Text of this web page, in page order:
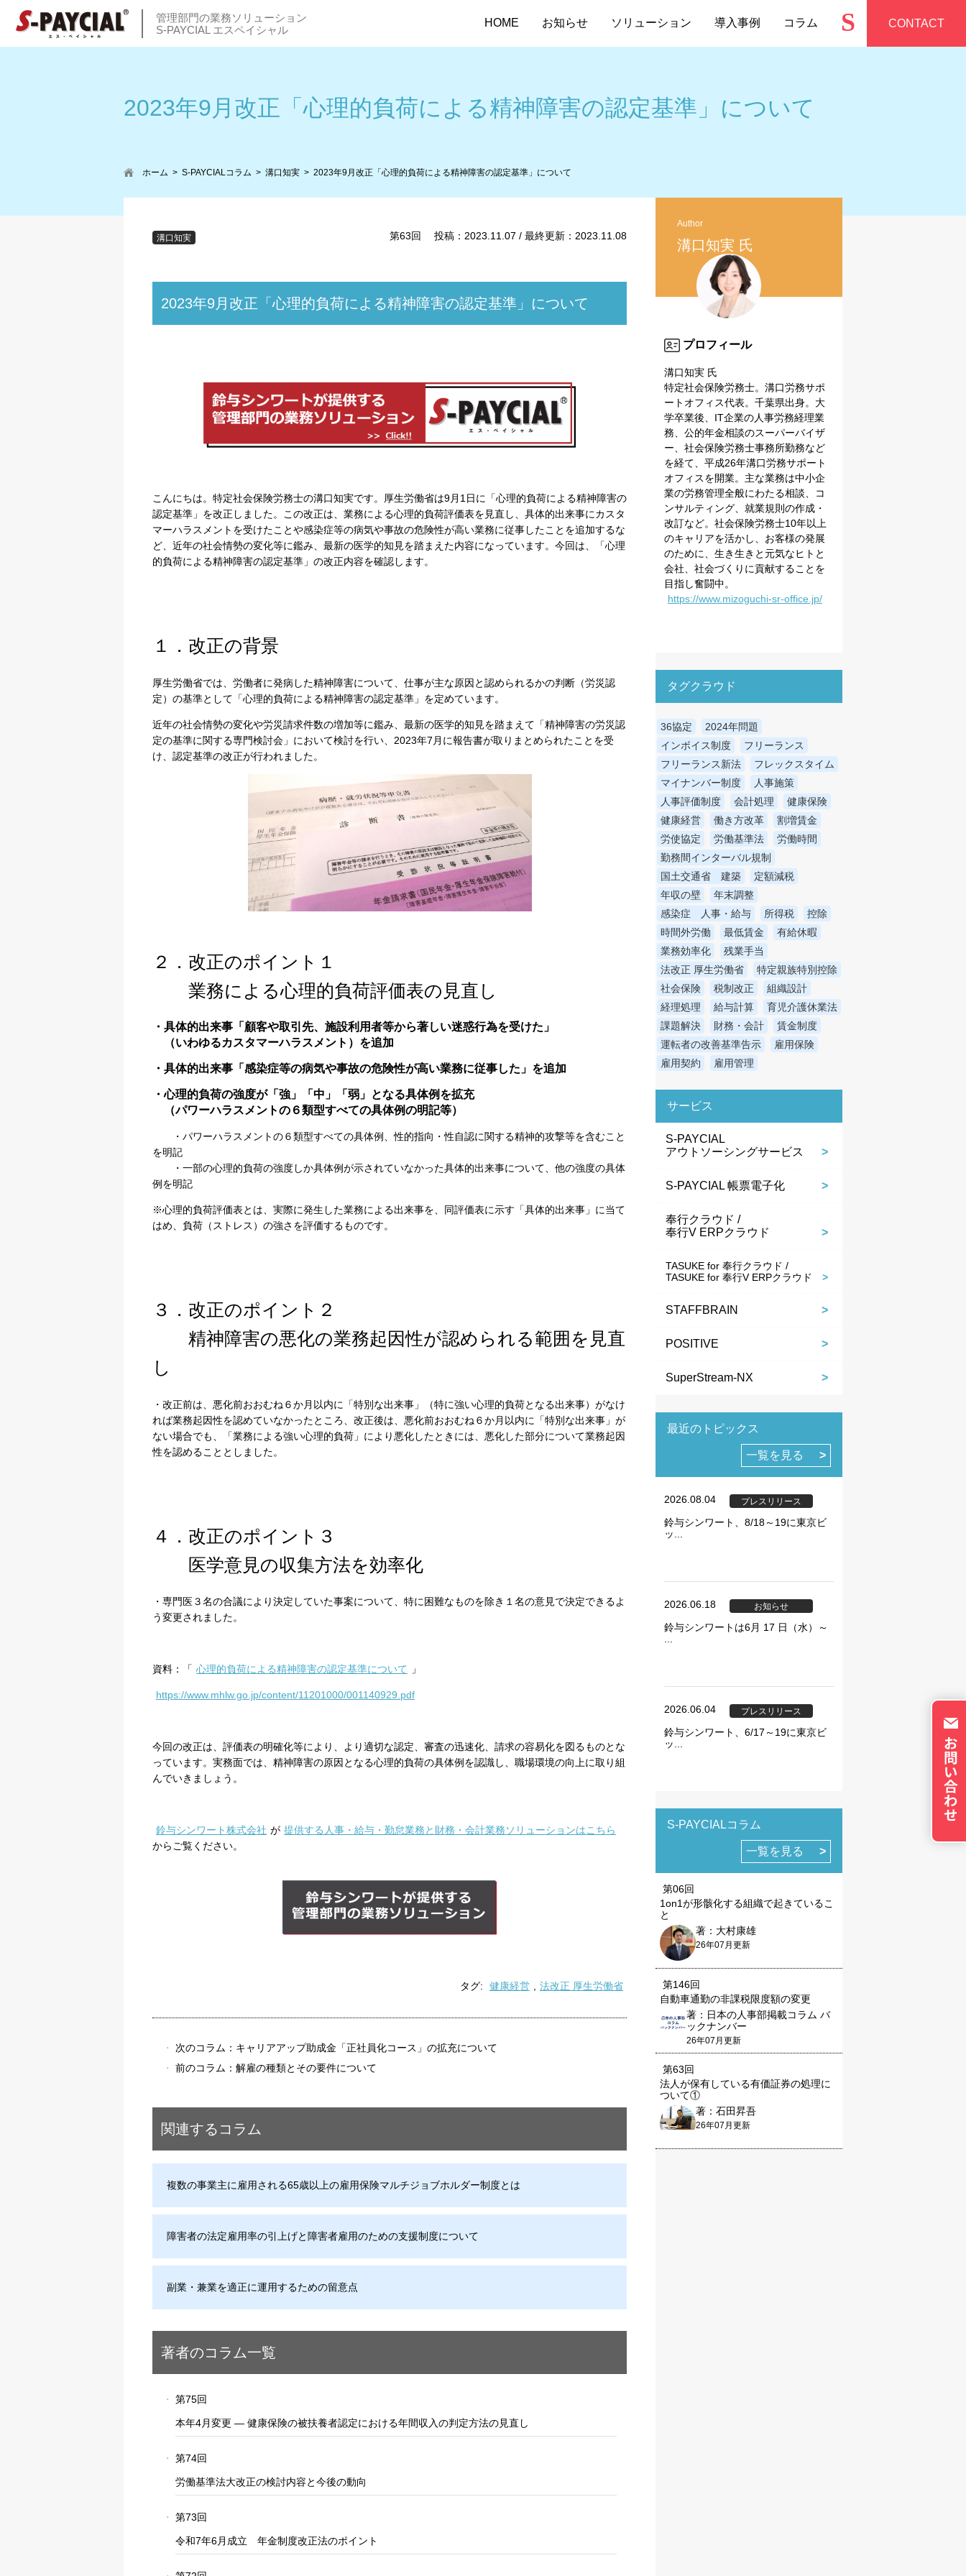
管理部門の業務ソリューション
S-PAYCIAL エスペイシャル
HOME お知らせ ソリューション 導入事例 コラム S CONTACT
2023年9月改正「心理的負荷による精神障害の認定基準」について
ホーム S-PAYCIALコラム 溝口知実 2023年9月改正「心理的負荷による精神障害の認定基準」について
溝口知実 第63回 投稿：2023.11.07 / 最終更新：2023.11.08
2023年9月改正「心理的負荷による精神障害の認定基準」について
こんにちは。特定社会保険労務士の溝口知実です。厚生労働省は9月 1 日に「心理的負荷による精神障害の
認定基準」を改正しました。この改正は、業務による心理的負荷評価表を見直し、具体的出来事にカスタ
マーハラスメントを受けたことや感染症等の病気や事故の危険性が高い業務に従事したことを追加するな
ど、近年の社会情勢の変化等に鑑み、最新の医学的知見を踏まえた内容になっています。今回は、「心理
的負荷による精神障害の認定基準」の改正内容を確認します。
１．改正の背景
厚生労働省では、労働者に発病した精神障害について、仕事が主な原因と認められるかの判断（労災認
定）の基準として「心理的負荷による精神障害の認定基準」を定めています。
近年の社会情勢の変化や労災請求件数の増加等に鑑み、最新の医学的知見を踏まえて「精神障害の労災認
定の基準に関する専門検討会」において検討を行い、 2023年7 月に報告書が取りまとめられたことを受
け、認定基準の改正が行われました。
２．改正のポイント１
業務による心理的負荷評価表の見直し
・具体的出来事「顧客や取引先、施設利用者等から著しい迷惑行為を受けた」
（いわゆるカスタマーハラスメント）を追加
・具体的出来事「感染症等の病気や事故の危険性が高い業務に従事した」を追加
・心理的負荷の強度が「強」「中」「弱」となる具体例を拡充
（パワーハラスメントの６類型すべての具体例の明記等）
・パワーハラスメントの６類型すべての具体例、性的指向・性自認に関する精神的攻撃等を含むこと
を明記
・一部の心理的負荷の強度しか具体例が示されていなかった具体的出来事について、他の強度の具体
例を明記
※心理的負荷評価表とは、実際に発生した業務による出来事を、同評価表に示す「具体的出来事」に当て
はめ、負荷（ストレス）の強さを評価するものです。
３．改正のポイント２
精神障害の悪化の業務起因性が認められる範囲を見直
し
・改正前は、悪化前おおむね６か月以内に「特別な出来事」（特に強い心理的負荷となる出来事）がなけ
れば業務起因性を認めていなかったところ、改正後は、悪化前おおむね６か月以内に「特別な出来事」が
ない場合でも、「業務による強い心理的負荷」により悪化したときには、悪化した部分について業務起因
性を認めることとしました。
４．改正のポイント３
医学意見の収集方法を効率化
・専門医３名の合議により決定していた事案について、特に困難なものを除き１名の意見で決定できるよ
う変更されました。
資料：「 心理的負荷による精神障害の認定基準について 」
https://www.mhlw.go.jp/content/11201000/001140929.pdf
今回の改正は、評価表の明確化等により、より適切な認定、審査の迅速化、請求の容易化を図るものとな
っています。実務面では、精神障害の原因となる心理的負荷の具体例を認識し、職場環境の向上に取り組
んでいきましょう。
鈴与シンワート株式会社 が 提供する人事・給与・勤怠業務と財務・会計業務ソリューションはこちら
からご覧ください。
タグ: 健康経営 法改正 厚生労働省
次のコラム： キャリアアップ助成金「正社員化コース」の拡充について
前のコラム：解雇の種類とその要件について
関連するコラム
複数の事業主に雇用される65歳以上の雇用保険マルチジョブホルダー制度とは
障害者の法定雇用率の引上げと障害者雇用のための支援制度について
副業・兼業を適正に運用するための留意点
著者のコラム一覧
第75回
本年4月変更 ― 健康保険の被扶養者認定における年間収入の判定方法の見直し
第74回
労働基準法大改正の検討内容と今後の動向
第73回
令和7年6月成立 年金制度改正法のポイント
Author
溝口知実 氏
プロフィール
溝口知実 氏
特定社会保険労務士。溝口労務サポ
ートオフィス代表。千葉県出身。大
学卒業後、IT企業の人事労務経理業
務、公的年金相談のスーパーバイザ
ー、社会保険労務士事務所勤務など
を経て、平成26年溝口労務サポート
オフィスを開業。主な業務は中小企
業の労務管理全般にわたる相談、コ
ンサルティング、就業規則の作成・
改訂など。社会保険労務士10年以上
のキャリアを活かし、お客様の発展
のために、生き生きと元気なヒトと
会社、社会づくりに貢献することを
目指し奮闘中。
https://www.mizoguchi-sr-office.jp/
タグクラウド
36協定
2024年問題
インボイス制度
フリーランス
フリーランス新法
フレックスタイム
マイナンバー制度
人事施策
人事評価制度
会計処理
健康保険
健康経営
働き方改革
割増賃金
労使協定
労働基準法
労働時間
勤務間インターバル規制
国土交通省 建築
定額減税
年収の壁
年末調整
感染症 人事・給与
所得税
控除
時間外労働
最低賃金
有給休暇
業務効率化
残業手当
法改正 厚生労働省
特定親族特別控除
社会保険
税制改正
組織設計
経理処理
給与計算
育児介護休業法
課題解決
財務・会計
賃金制度
運転者の改善基準告示
雇用保険
雇用契約
雇用管理
サービス
S-PAYCIAL
アウトソーシングサービス
S-PAYCIAL 帳票電子化
奉行クラウド /
奉行V ERPクラウド
TASUKE for 奉行クラウド /
TASUKE for 奉行V ERPクラウド
STAFFBRAIN
POSITIVE
SuperStream-NX
最近のトピックス
一覧を見る
2026.08.04 プレスリリース
鈴与シンワート、8/18～19に東京ビ
ッ...
2026.06.18 お知らせ
鈴与シンワートは6月 17 日（水）～
...
2026.06.04 プレスリリース
鈴与シンワート、6/17～19に東京ビ
ッ...
S-PAYCIALコラム
一覧を見る
第06回
1on1が形骸化する組織で起きているこ
と
著：大村康雄
26年07月更新
第146回
自動車通勤の非課税限度額の変更
著：日本の人事部掲載コラム バ
ックナンバー
26年07月更新
第63回
法人が保有している有価証券の処理に
ついて①
著：石田昇吾
26年07月更新
Cookie の確認と管理
パフォーマンス Cookie
お客様が当サイトを訪れると、ブラウザに情報が保存される、またはブ
先は Cookie であり、対象となるのはサイト訪問者に関する情報、サイト
常に機能させる目的を中心に使われます。個人を直接特定できる情報が
保存されることは通常ありませんが、Web サイトのパーソナライズに使
われることはあります。鈴与シンワートではプライバシーの権利を尊重
しており、一部の Cookie については有効化を拒否できるよう配慮してい
を確認し、当サイトにおけるデフォルト設定を変更できます。ただし、
一部の Cookie を無効化した場合、サイトの利用やサービスの利用に影響
この設定で保存する